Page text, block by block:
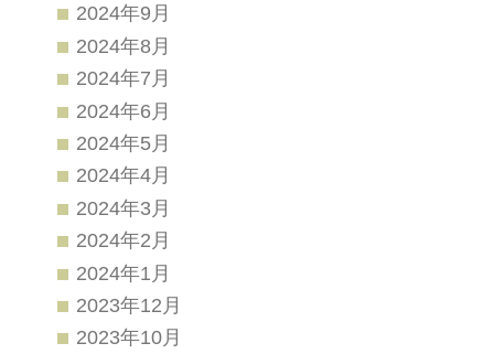
2024年9月
2024年8月
2024年7月
2024年6月
2024年5月
2024年4月
2024年3月
2024年2月
2024年1月
2023年12月
2023年10月